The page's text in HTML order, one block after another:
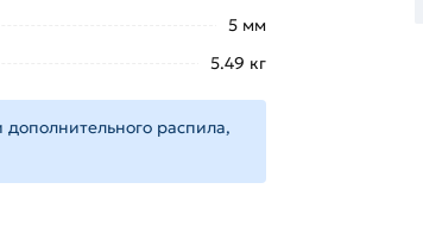
5 мм
5.49 кг
распила,